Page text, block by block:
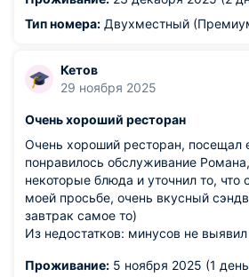
но в этом году к сжалению не так.
раньше на человека 1 бутылка с
При отсутствии куллера на этоже
воды. При новом порядке
наличии питьевой воды в
самому зараннее. И у нас на двоих
зубная щетка. Служащая отеля
говорила, что просто нет в
появится принесет. Но мы то
отеле все есть, поэтому с собой не
принадлежности. Это мелочи
Тип номера: Двухместный
Кетов
29 ноября 2025
Очень хороший ресторан
Очень хороший ресторан, посещал
понравилось обслуживание
некоторые блюда и уточнил то, что
моей просьбе, очень вкусный
завтрак самое то)
Из недостатков: минусов не выявил
Проживание: 5 ноября 2025 (1